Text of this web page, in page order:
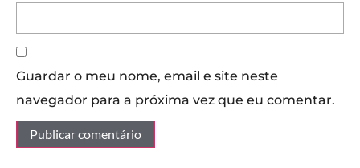
Guardar o meu nome, email e site neste
navegador para a próxima vez que eu comentar.